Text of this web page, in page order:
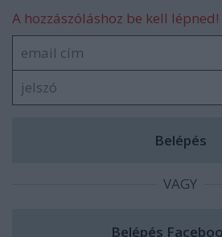
A hozzászóláshoz be kell lépned!
VAGY